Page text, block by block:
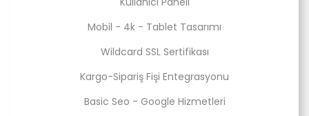
Mobil - 4k - Tablet Tasarımı
Wildcard SSL Sertifikası
Kargo-Sipariş Fişi Entegrasyonu
Basic Seo - Google Hizmetleri